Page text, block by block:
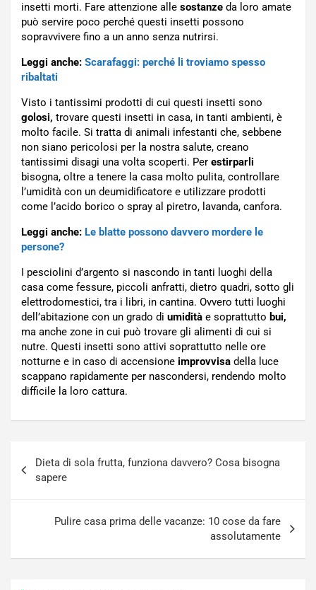
insetti morti. Fare attenzione alle sostanze da loro amate
può servire poco perché questi insetti possono
sopravvivere fino a un anno senza nutrirsi.
Leggi anche: Scarafaggi: perché li troviamo spesso
ribaltati
Visto i tantissimi prodotti di cui questi insetti sono
golosi, trovare questi insetti in casa, in tanti ambienti, è
molto facile. Si tratta di animali infestanti che, sebbene
non siano pericolosi per la nostra salute, creano
tantissimi disagi una volta scoperti. Per estirparli
bisogna, oltre a tenere la casa molto pulita, controllare
l’umidità con un deumidificatore e utilizzare prodotti
come l’acido borico o spray al piretro, lavanda, canfora.
Leggi anche: Le blatte possono davvero mordere le
persone?
I pesciolini d’argento si nascondo in tanti luoghi della
casa come fessure, piccoli anfratti, dietro quadri, sotto gli
elettrodomestici, tra i libri, in cantina. Ovvero tutti luoghi
dell’abitazione con un grado di umidità e soprattutto bui,
ma anche zone in cui può trovare gli alimenti di cui si
nutre. Questi insetti sono attivi soprattutto nelle ore
notturne e in caso di accensione improvvisa della luce
scappano rapidamente per nascondersi, rendendo molto
difficile la loro cattura.
articoli
Dieta di sola frutta, funziona davvero? Cosa bisogna
sapere
Pulire casa prima delle vacanze: 10 cose da fare
assolutamente